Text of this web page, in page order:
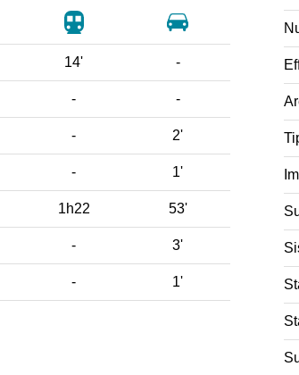
14' -
- -
- 2'
- 1'
1h22 53'
- 3'
- 1'